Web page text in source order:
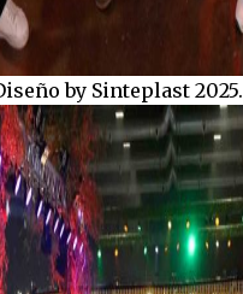
by Sinteplast 2025.